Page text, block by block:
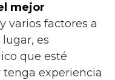
mejor
varios factores a
es
que esté
experiencia